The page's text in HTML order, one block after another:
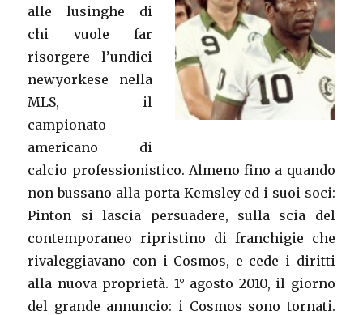
alle lusinghe di
chi vuole far
risorgere l’undici
newyorkese nella
MLS, il
campionato
americano di
calcio professionistico. Almeno fino a quando
non bussano alla porta Kemsley ed i suoi soci:
Pinton si lascia persuadere, sulla scia del
contemporaneo ripristino di franchigie che
rivaleggiavano con i Cosmos, e cede i diritti
alla nuova proprietà. 1° agosto 2010, il giorno
del grande annuncio: i Cosmos sono tornati.